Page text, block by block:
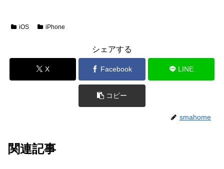
iOS iPhone
シェアする
X Facebook LINE
コピー
smahome
関連記事